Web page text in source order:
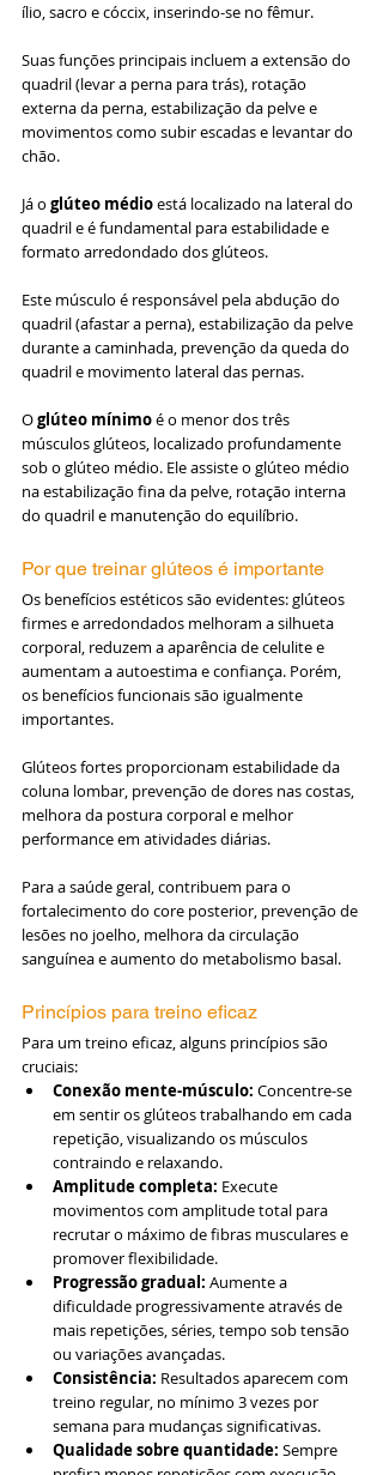
ílio, sacro e cóccix, inserindo-se no fêmur.
Suas funções principais incluem a extensão do
quadril (levar a perna para trás), rotação
externa da perna, estabilização da pelve e
movimentos como subir escadas e levantar do
chão.
Já o glúteo médio está localizado na lateral do
quadril e é fundamental para estabilidade e
formato arredondado dos glúteos.
Este músculo é responsável pela abdução do
quadril (afastar a perna), estabilização da pelve
durante a caminhada, prevenção da queda do
quadril e movimento lateral das pernas.
O glúteo mínimo é o menor dos três
músculos glúteos, localizado profundamente
sob o glúteo médio. Ele assiste o glúteo médio
na estabilização fina da pelve, rotação interna
do quadril e manutenção do equilíbrio.
Por que treinar glúteos é importante
Os benefícios estéticos são evidentes: glúteos
firmes e arredondados melhoram a silhueta
corporal, reduzem a aparência de celulite e
aumentam a autoestima e confiança. Porém,
os benefícios funcionais são igualmente
importantes.
Glúteos fortes proporcionam estabilidade da
coluna lombar, prevenção de dores nas costas,
melhora da postura corporal e melhor
performance em atividades diárias.
Para a saúde geral, contribuem para o
fortalecimento do core posterior, prevenção de
lesões no joelho, melhora da circulação
sanguínea e aumento do metabolismo basal.
Princípios para treino eficaz
Para um treino eficaz, alguns princípios são
cruciais:
Conexão mente-músculo: Concentre-se
em sentir os glúteos trabalhando em cada
repetição, visualizando os músculos
contraindo e relaxando.
Amplitude completa: Execute
movimentos com amplitude total para
recrutar o máximo de fibras musculares e
promover flexibilidade.
Progressão gradual: Aumente a
dificuldade progressivamente através de
mais repetições, séries, tempo sob tensão
ou variações avançadas.
Consistência: Resultados aparecem com
treino regular, no mínimo 3 vezes por
semana para mudanças significativas.
Qualidade sobre quantidade: Sempre